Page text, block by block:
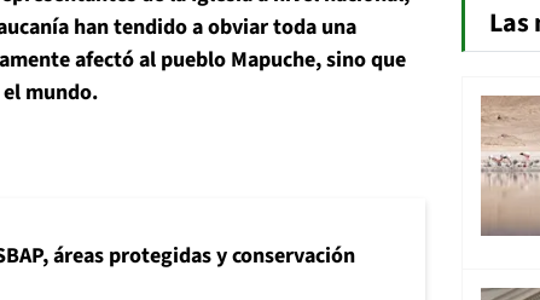
han tendido a obviar toda una
afectó al pueblo Mapuche, sino que
mundo.
áreas protegidas y conservación
Las